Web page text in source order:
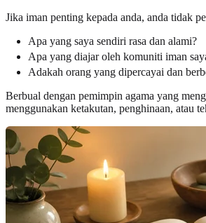
Jika iman penting kepada anda, anda tidak
Apa yang saya sendiri rasa dan alami?
Apa yang diajar oleh komuniti iman
Adakah orang yang dipercayai dan
Berbual dengan pemimpin agama yang
menggunakan ketakutan, penghinaan, atau